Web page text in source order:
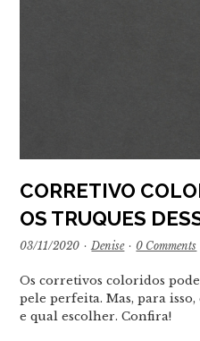
CORRETIVO
OS TRUQUES
03/11/2020 · Denise · 0 Comments
Os corretivos coloridos
pele perfeita. Mas, para
e qual escolher. Confira!